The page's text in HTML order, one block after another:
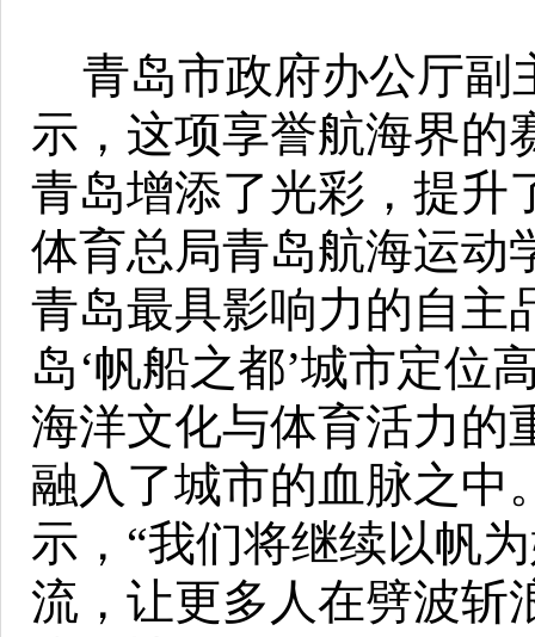
青岛市政府办公厅副
示，这项享誉航海界的
青岛增添了光彩，提升
体育总局青岛航海运动
青岛最具影响力的自主
岛‘帆船之都’城市定位
海洋文化与体育活力的
融入了城市的血脉之中
示，“我们将继续以帆
流，让更多人在劈波斩